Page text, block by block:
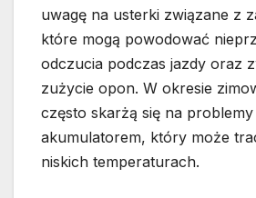
uwagę na usterki związane z
które mogą powodować
odczucia podczas jazdy oraz
zużycie opon. W okresie
często skarżą się na problemy
akumulatorem, który może
niskich temperaturach.